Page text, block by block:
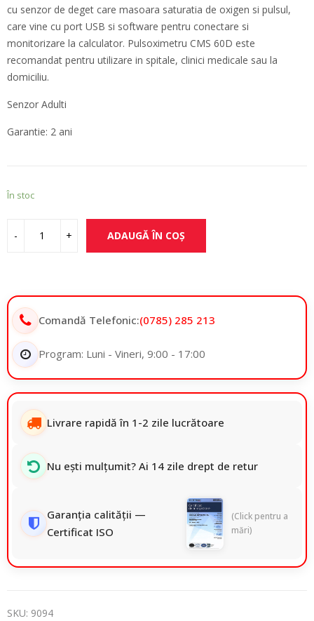
fost:
850,00 lei.
749,00 lei.
cu senzor de deget care masoara saturatia de oxigen si pulsul,
care vine cu port USB si software pentru conectare si
monitorizare la calculator. Pulsoximetru CMS 60D este
recomandat pentru utilizare in spitale, clinici medicale sau la
domiciliu.
Senzor Adulti
Garantie: 2 ani
În stoc
ADAUGĂ ÎN COȘ
Comandă Telefonic:(0785) 285 213
Program: Luni - Vineri, 9:00 - 17:00
Livrare rapidă în 1-2 zile lucrătoare
Nu ești mulțumit? Ai 14 zile drept de retur
Garanția calității —
Certificat ISO
(Click pentru a
mări)
SKU: 9094